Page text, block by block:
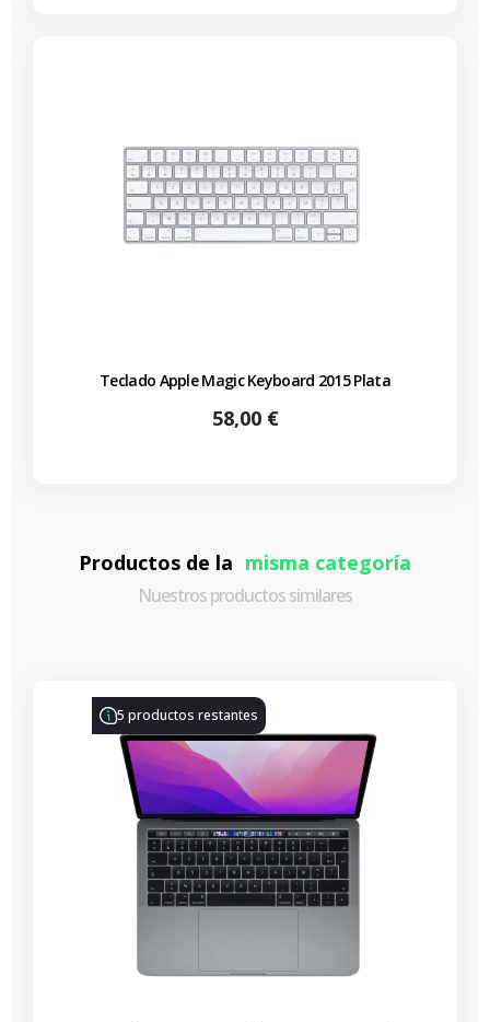
Teclado Apple Magic Keyboard 2015 Plata
Precio
58,00 €
Productos de la misma categoría
Nuestros productos similares
5 productos restantes